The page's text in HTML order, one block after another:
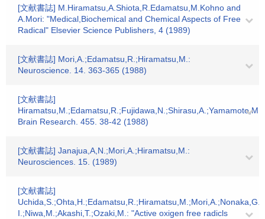
[文献書誌] M.Hiramatsu,A.Shiota,R.Edamatsu,M.Kohno and
A.Mori: "Medical,Biochemical and Chemical Aspects of Free
Radical" Elsevier Science Publishers, 4 (1989)
[文献書誌] Mori,A.;Edamatsu,R.;Hiramatsu,M.:
Neuroscience. 14. 363-365 (1988)
[文献書誌]
Brain Research. 455. 38-42 (1988)
[文献書誌] Janajua,A,N.;Mori,A.;Hiramatsu,M.:
Neurosciences. 15. (1989)
[文献書誌]
I.;Niwa,M.;Akashi,T.;Ozaki,M.: "Active oxigen free radicls